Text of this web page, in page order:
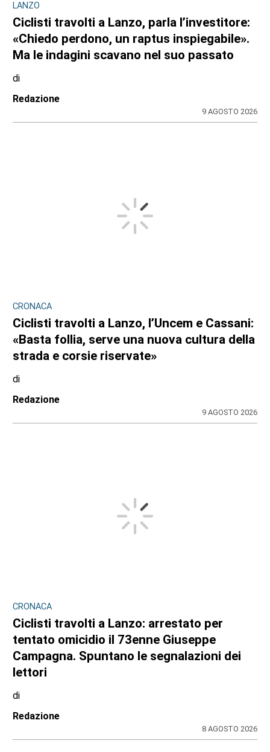
LANZO
Ciclisti travolti a Lanzo, parla l’investitore:
«Chiedo perdono, un raptus inspiegabile».
Ma le indagini scavano nel suo passato
di
Redazione
9 AGOSTO 2026
CRONACA
Ciclisti travolti a Lanzo, l’Uncem e Cassani:
«Basta follia, serve una nuova cultura della
strada e corsie riservate»
di
Redazione
9 AGOSTO 2026
CRONACA
Ciclisti travolti a Lanzo: arrestato per
tentato omicidio il 73enne Giuseppe
Campagna. Spuntano le segnalazioni dei
lettori
di
Redazione
8 AGOSTO 2026